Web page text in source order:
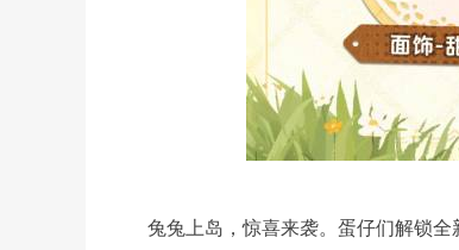
兔兔上岛，惊喜来袭。蛋仔们解锁